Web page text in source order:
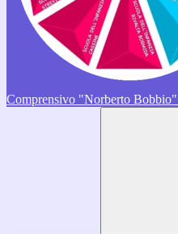
Comprensivo "Norberto Bobbio"